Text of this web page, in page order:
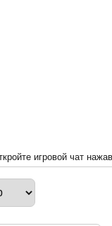
игровой чат